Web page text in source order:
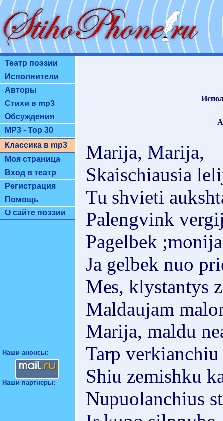
Театр поэзии
Исполнители
Авторы
Стихи в mp3
Обсуждения
MP3 - Top 30
Классика в mp3
Моя страница
Вход в театр
Регистрация
Помощь
О сайте поэзии
Наши анонсы:
Наши партнеры:
Marija, Marija,
Skaischiausia
Tu shvieti
Palengvink
Pagelbek
Ja gelbek nuo
Mes, klystantys
Maldaujam
Marija, maldu
Tarp
Shiu zemishku
Nupuolanchius